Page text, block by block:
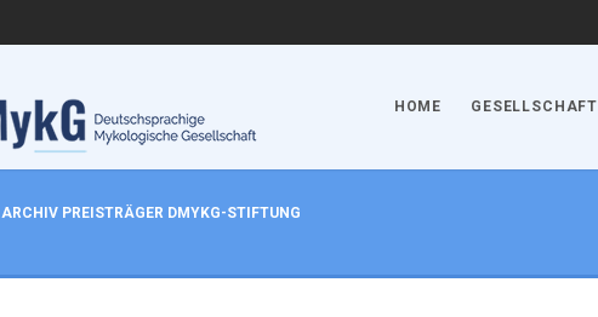
HOME GESELLSCHAFT
ARCHIV PREISTRÄGER DMYKG-STIFTUNG